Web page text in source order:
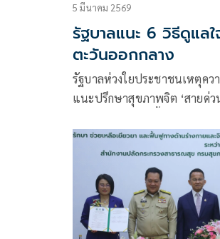
5 มีนาคม 2569
รัฐบาลแนะ 6 วิธีดูแล
ตะวันออกกลาง
รัฐบาลห่วงใยประชาชนเหตุคว
แนะปรึกษาสุขภาพจิต ‘สายด่ว